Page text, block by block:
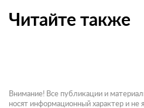
Читайте также
Внимание! Все публикации и
носят информационный характер и не